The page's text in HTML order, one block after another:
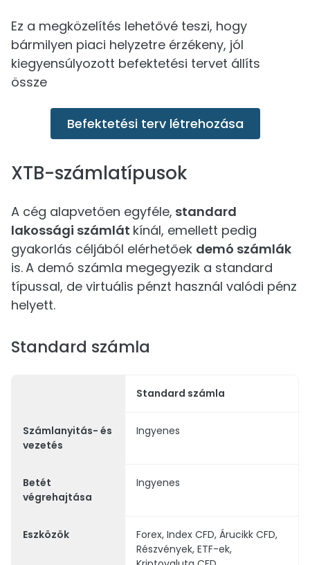
Ez a megközelítés lehetővé teszi, hogy
bármilyen piaci helyzetre érzékeny, jól
kiegyensúlyozott befektetési tervet állíts
össze
Befektetési terv létrehozása
XTB-számlatípusok
A cég alapvetően egyféle, standard
lakossági számlát kínál, emellett pedig
gyakorlás céljából elérhetőek demó számlák
is.A demó számla megegyezik a standard
típussal, de virtuális pénzt használ valódi pénz
helyett.
Standard számla
Standard számla
Számlanyitás- és
vezetés
Ingyenes
Betét
végrehajtása
Ingyenes
Eszközök
Forex, Index CFD, Árucikk CFD,
Részvények, ETF-ek,